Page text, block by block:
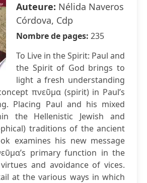
Auteure: Nélida Naveros
Córdova, Cdp
Nombre de pages: 235
To Live in the Spirit: Paul and
the Spirit of God brings to
light a fresh understanding
πνεῦμα (spirit) in Paul’s
Placing Paul and his mixed
the Hellenistic Jewish and
traditions of the ancient
examines his new message
primary function in the
and avoidance of vices.
at the various ways in which